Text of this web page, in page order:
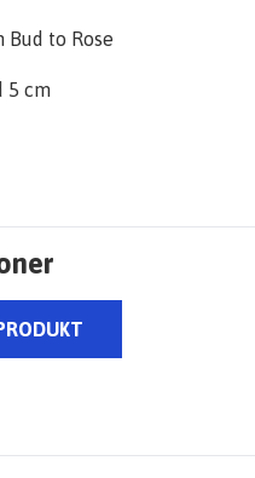
Bud to Rose
5 cm